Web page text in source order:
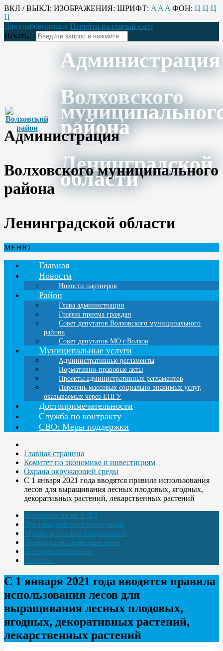
ВКЛ / ВЫКЛ: ИЗОБРАЖЕНИЯ: ШРИФТ: A A A ФОН: Ц Ц Ц
Ц
Для слабовидящих Перейти на старый сайт
Искать...
Администрация
Волховского
района
Ленинградской
области
Администрация
Волховского муниципального
района
Ленинградской области
МЕНЮ
Главная
Новости
Новости партнеров
Район
Глава администрации
График приема граждан
Совет депутатов Волховского муниципального
района
Совет депутатов МО г.Волхов
Муниципальные услуги
Административные регламенты
Нормативно-правовые акты
Проекты административных регламентов
Перечень массовых социально-значимых услуг,
оказываемых через ЕПГУ
Достопримечательности
Служба по контракту
СВО: Меры поддержки
Главная страница
Комитет по экономике и инвестициям
Охрана окружающей среды
С 1 января 2021 года вводятся правила использования
лесов для выращивания лесных плодовых, ягодных,
декоративных растений, лекарственных растений
Информация по 8-ФЗ
Противодействие коррупции
Муниципальные образования
Нормативно-правовые акты
Интернет-приёмная
Выборы
С 1 января 2021 года вводятся правила
использования лесов для
выращивания лесных плодовых,
ягодных, декоративных растений,
лекарственных растений